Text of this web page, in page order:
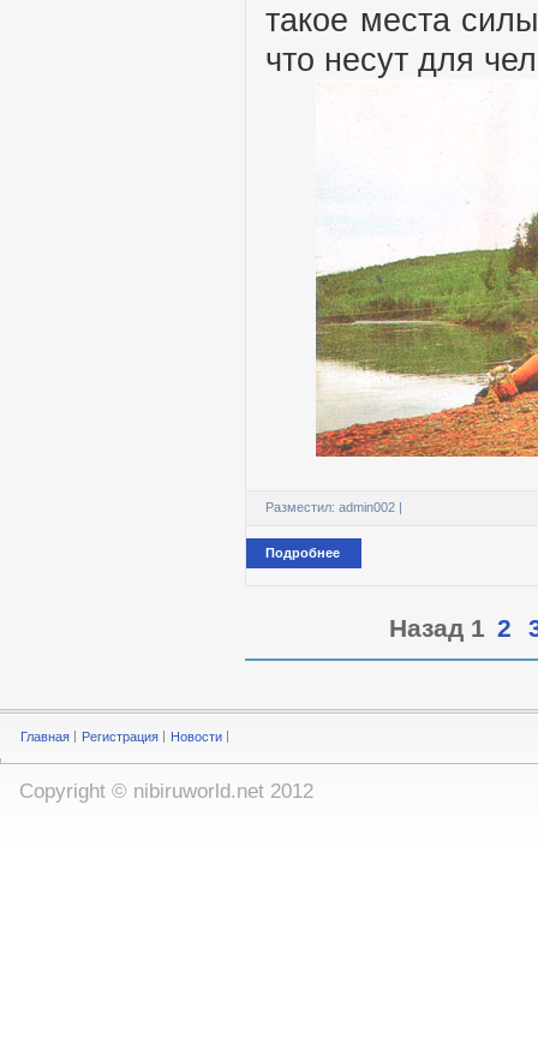
такое места
что несут для
Разместил: admin002 |
Подробнее
Назад 1 2
Главная Регистрация Новости
Copyright © nibiruworld.net 2012